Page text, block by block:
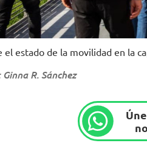
el estado de la movilidad en la
R. Sánchez